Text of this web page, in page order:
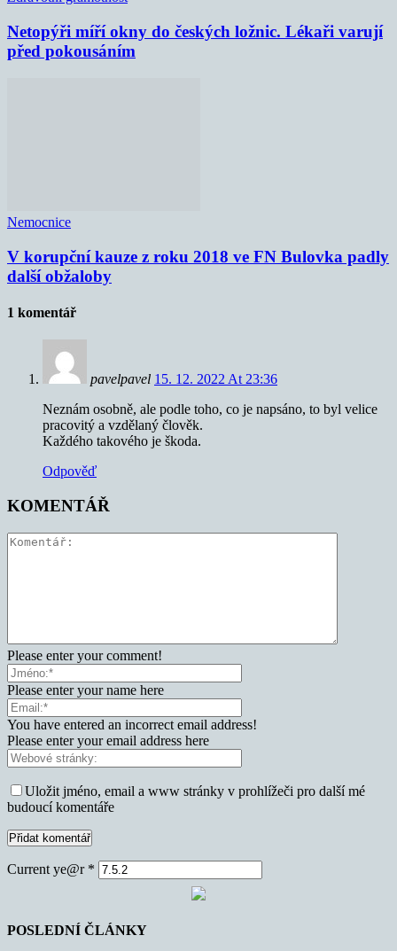
Netopýři míří okny do českých ložnic. Lékaři varují
před pokousáním
Nemocnice
V korupční kauze z roku 2018 ve FN Bulovka padly
další obžaloby
1 komentář
pavelpavel 15. 12. 2022 At 23:36
Neznám osobně, ale podle toho, co je napsáno, to byl velice
pracovitý a vzdělaný člověk.
Každého takového je škoda.
Odpověď
KOMENTÁŘ
Please enter your comment!
Please enter your name here
You have entered an incorrect email address!
Please enter your email address here
Uložit jméno, email a www stránky v prohlížeči pro další mé
budoucí komentáře
Current ye@r *
POSLEDNÍ ČLÁNKY